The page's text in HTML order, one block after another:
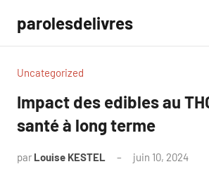
contenu
parolesdelivres
Uncategorized
Impact des edibles au
santé à long terme
par Louise KESTEL juin 10, 2024